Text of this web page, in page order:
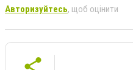
Авторизуйтесь, щоб оцінити